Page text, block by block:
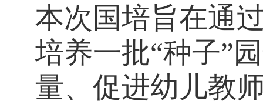
本次国培旨在通
培养一批“种子”
量、促进幼儿教